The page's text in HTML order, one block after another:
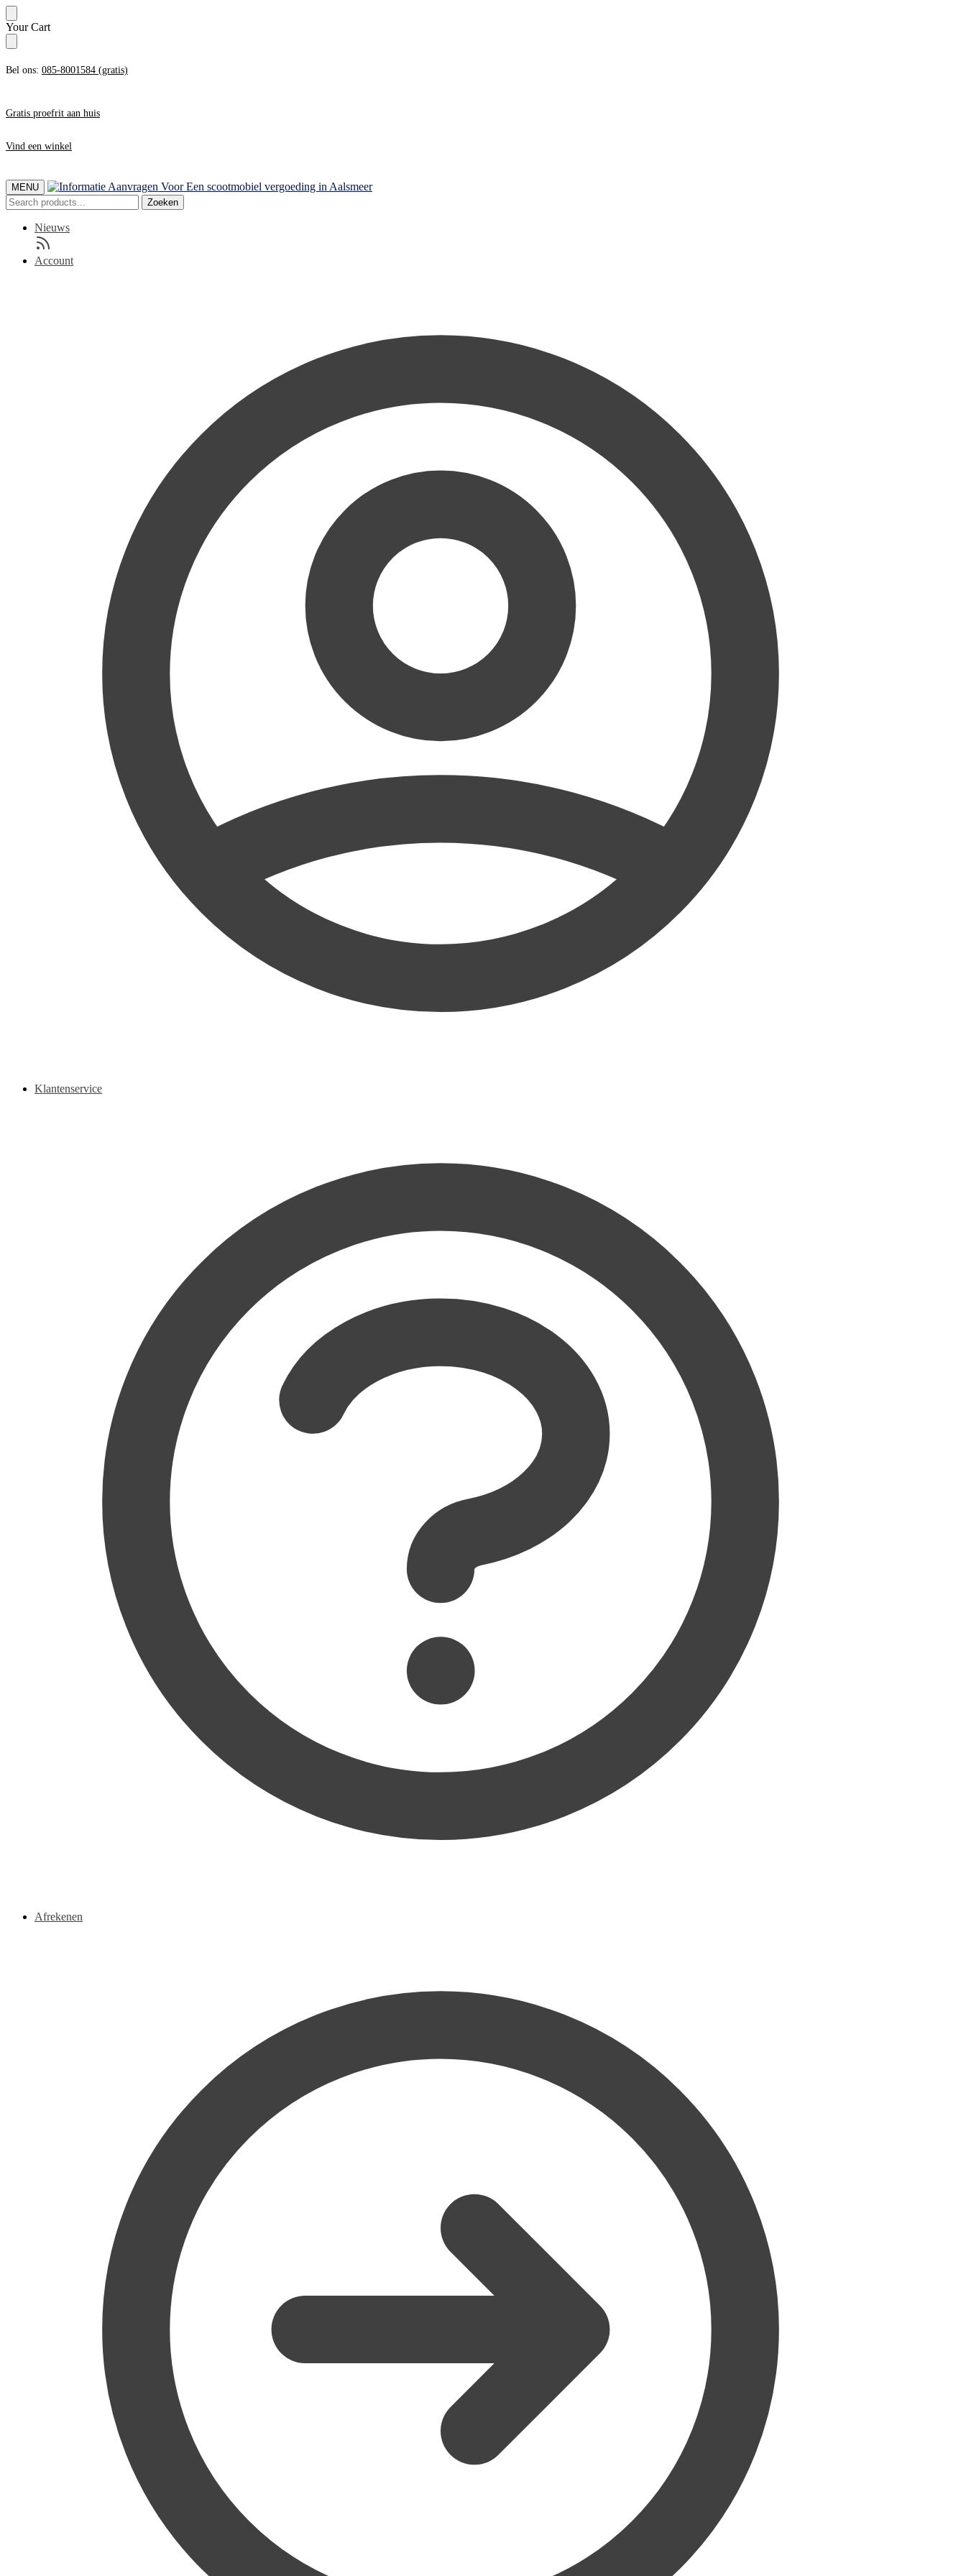
Skip
to
navigation
Skip
to
content
Your Cart
Bel ons: 085-8001584 (gratis)
Gratis proefrit aan huis
Vind een winkel
MENU
Zoeken
naar:
Zoeken
Nieuws
Account
Klantenservice
Afrekenen